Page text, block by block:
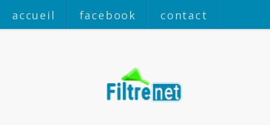
accueil facebook contact